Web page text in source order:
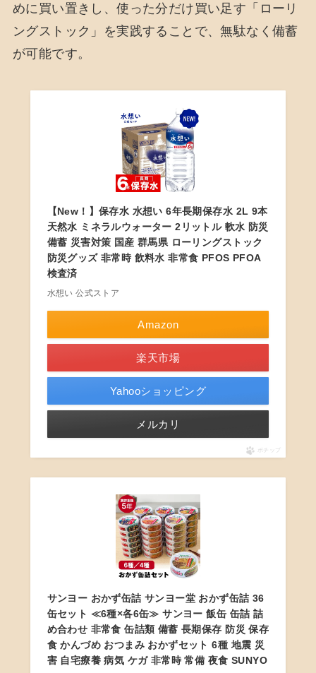
めに買い置きし、使った分だけ買い足す「ローリ
ングストック」を実践することで、無駄なく備蓄
が可能です。
【New！】保存水 水想い 6年長期保存水 2L 9本
天然水 ミネラルウォーター 2リットル 軟水 防災
備蓄 災害対策 国産 群馬県 ローリングストック
防災グッズ 非常時 飲料水 非常食 PFOS PFOA
検査済
水想い 公式ストア
Amazon
楽天市場
Yahooショッピング
メルカリ
ポチップ
サンヨー おかず缶詰 サンヨー堂 おかず缶詰 36
缶セット ≪6種×各6缶≫ サンヨー 飯缶 缶詰 詰
め合わせ 非常食 缶詰類 備蓄 長期保存 防災 保存
食 かんづめ おつまみ おかずセット 6種 地震 災
害 自宅療養 病気 ケガ 非常時 常備 夜食 SUNYO